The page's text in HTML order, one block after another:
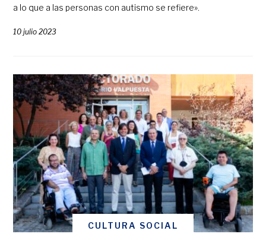
a lo que a las personas con autismo se refiere».
10 julio 2023
CULTURA SOCIAL